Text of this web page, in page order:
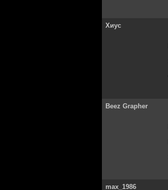
Хиус
Beez Grapher
max_1986